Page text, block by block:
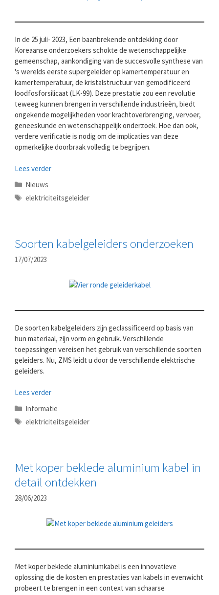
In de 25 juli- 2023, Een baanbrekende ontdekking door
Koreaanse onderzoekers schokte de wetenschappelijke
gemeenschap, aankondiging van de succesvolle synthese van
's werelds eerste supergeleider op kamertemperatuur en
kamertemperatuur, de kristalstructuur van gemodificeerd
loodfosforsilicaat (LK-99). Deze prestatie zou een revolutie
teweeg kunnen brengen in verschillende industrieën, biedt
ongekende mogelijkheden voor krachtoverbrenging, vervoer,
geneeskunde en wetenschappelijk onderzoek. Hoe dan ook,
verdere verificatie is nodig om de implicaties van deze
opmerkelijke doorbraak volledig te begrijpen.
Lees verder
Categorieën
Nieuws
Tags
elektriciteitsgeleider
Soorten kabelgeleiders onderzoeken
17/07/2023
De soorten kabelgeleiders zijn geclassificeerd op basis van
hun materiaal, zijn vorm en gebruik. Verschillende
toepassingen vereisen het gebruik van verschillende soorten
geleiders. Nu, ZMS leidt u door de verschillende elektrische
geleiders.
Lees verder
Categorieën
Informatie
Tags
elektriciteitsgeleider
Met koper beklede aluminium kabel in
detail ontdekken
28/06/2023
Met koper beklede aluminiumkabel is een innovatieve
oplossing die de kosten en prestaties van kabels in evenwicht
probeert te brengen in een context van schaarse